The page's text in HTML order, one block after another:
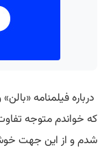
درباره فیلمنامه
که خواندم متوجه
شدم و از این جهت